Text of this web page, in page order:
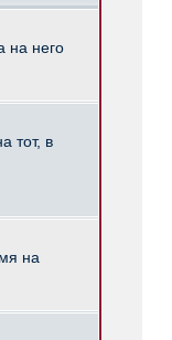
на него
тот, в
на